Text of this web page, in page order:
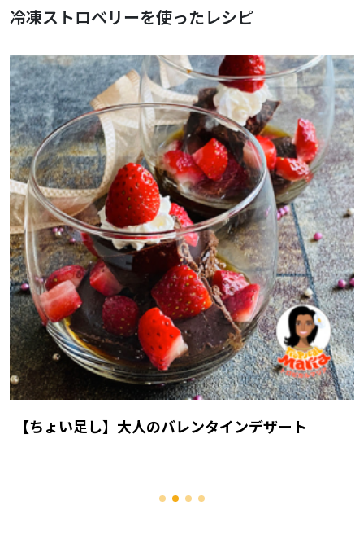
冷凍ストロベリーを使ったレシピ
【ちょい足し】大人のバレンタインデザート